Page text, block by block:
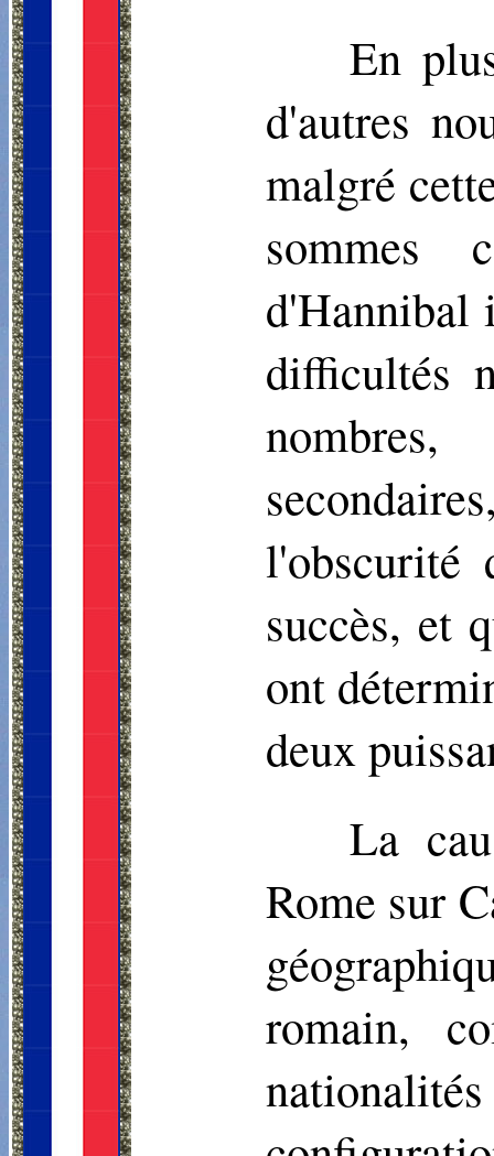
En
d'autres
malgré
sommes
d'Hannibal
difficultés
l'obscurité
succès, et
ont
deux
La
Rome sur
romain,